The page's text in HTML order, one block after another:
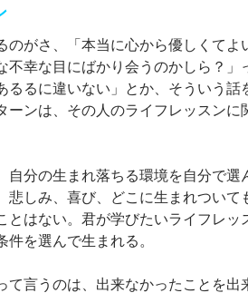
のがさ、「本当に心から優しくてよ
不幸な目にばかり会うのかしら？」
るるに違いない」とか、そういう話
ーンは、その人のライフレッスンに
自分の生まれ落ちる環境を自分で選
悲しみ、喜び、どこに生まれついて
とはない。君が学びたいライフレッ
件を選んで生まれる。
て言うのは、出来なかったことを出